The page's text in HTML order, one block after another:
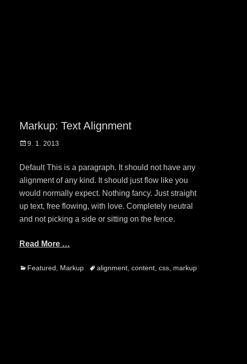
Markup: Text Alignment
Posted
9. 1. 2013
Default This is a paragraph. It should not have any
alignment of any kind. It should just flow like you
would normally expect. Nothing fancy. Just straight
up text, free flowing, with love. Completely neutral
and not picking a side or sitting on the fence.
Read More …
Categories
Featured, Markup Tagsalignment, content, css, markup